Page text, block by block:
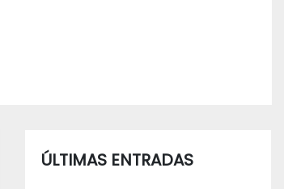
ÚLTIMAS ENTRADAS